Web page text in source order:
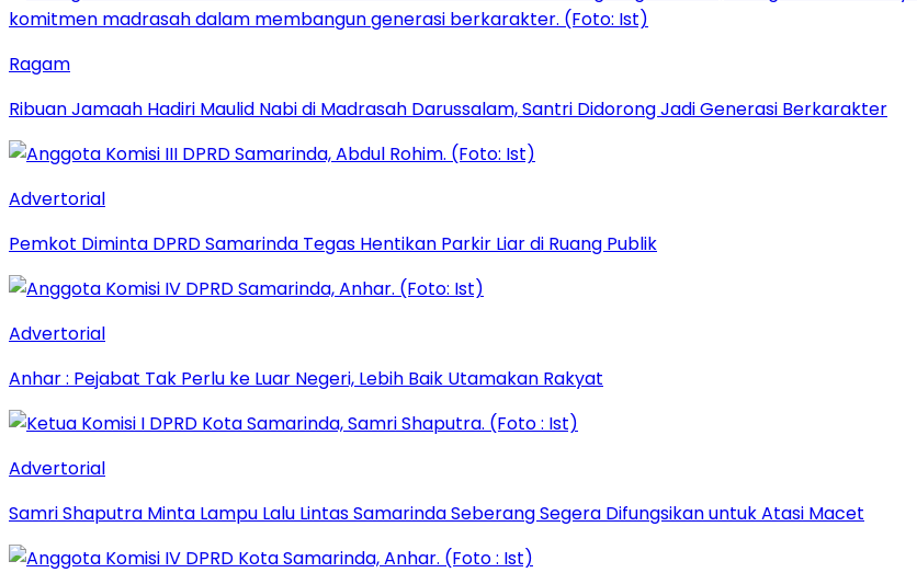
Ragam
Ribuan Jamaah Hadiri Maulid Nabi di Madrasah Darussalam, Santri Didorong Jadi Generasi Berkarakter
Advertorial
Pemkot Diminta DPRD Samarinda Tegas Hentikan Parkir Liar di Ruang Publik
Advertorial
Anhar : Pejabat Tak Perlu ke Luar Negeri, Lebih Baik Utamakan Rakyat
Advertorial
Samri Shaputra Minta Lampu Lalu Lintas Samarinda Seberang Segera Difungsikan untuk Atasi Macet